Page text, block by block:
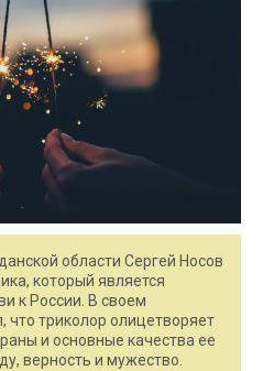
области Сергей Носов
который является
к России. В своем
триколор олицетворяет
и основные качества ее
верность и мужество.